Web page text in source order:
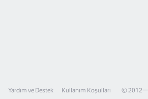
Yardım ve Destek Kullanım Koşulları © 2012—